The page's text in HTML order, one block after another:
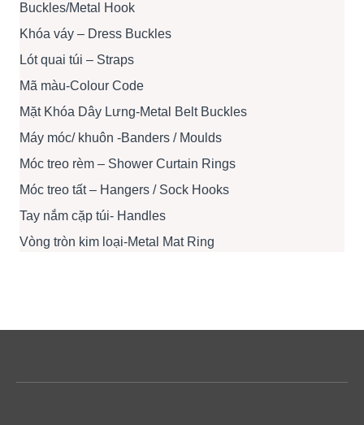
Buckles/Metal Hook
Khóa váy – Dress Buckles
Lót quai túi – Straps
Mã màu-Colour Code
Mặt Khóa Dây Lưng-Metal Belt Buckles
Máy móc/ khuôn -Banders / Moulds
Móc treo rèm – Shower Curtain Rings
Móc treo tất – Hangers / Sock Hooks
Tay nắm cặp túi- Handles
Vòng tròn kim loại-Metal Mat Ring